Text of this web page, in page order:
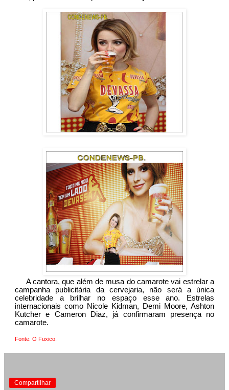
A cantora, que além de musa do camarote vai estrelar a
campanha publicitária da cervejaria, não será a única
celebridade
a brilhar no espaço esse ano. Estrelas
internacionais como Nicole Kidman, Demi Moore, Ashton
Kutcher e Cameron Diaz, já confirmaram presença no
camarote.
Fonte: O Fuxico.
Compartilhar